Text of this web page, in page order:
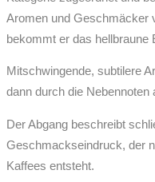
Aromen und Geschmäcker
bekommt er das hellbraune
Mitschwingende, subtilere
dann durch die
Der Abgang beschreibt
Geschmacks­ein­druck, der
Kaffees entsteht.